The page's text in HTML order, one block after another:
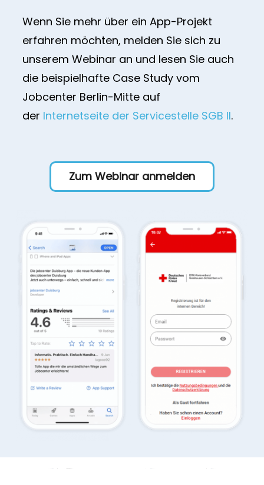
Wenn Sie mehr über ein App-Projekt
erfahren möchten, melden Sie sich zu
unserem Webinar an und lesen Sie auch
die beispielhafte Case Study vom
Jobcenter Berlin-Mitte auf
der Internetseite der Servicestelle SGB II.
Zum Webinar anmelden